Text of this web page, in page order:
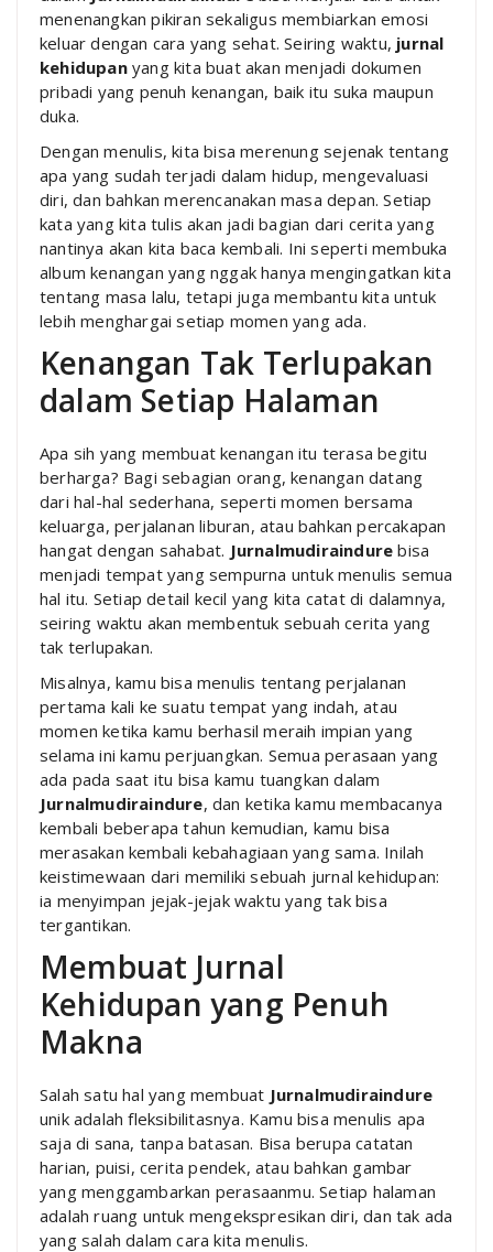
menenangkan pikiran sekaligus membiarkan emosi
keluar dengan cara yang sehat. Seiring waktu, jurnal
kehidupanyang kita buat akan menjadi dokumen
pribadi yang penuh kenangan, baik itu suka maupun
duka.
Dengan menulis, kita bisa merenung sejenak tentang
apa yang sudah terjadi dalam hidup, mengevaluasi
diri, dan bahkan merencanakan masa depan. Setiap
kata yang kita tulis akan jadi bagian dari cerita yang
nantinya akan kita baca kembali. Ini seperti membuka
album kenangan yang nggak hanya mengingatkan kita
tentang masa lalu, tetapi juga membantu kita untuk
lebih menghargai setiap momen yang ada.
Kenangan Tak Terlupakan
dalam Setiap Halaman
Apa sih yang membuat kenangan itu terasa begitu
berharga? Bagi sebagian orang, kenangan datang
dari hal-hal sederhana, seperti momen bersama
keluarga, perjalanan liburan, atau bahkan percakapan
hangat dengan sahabat. Jurnalmudiraindure bisa
menjadi tempat yang sempurna untuk menulis semua
hal itu. Setiap detail kecil yang kita catat di dalamnya,
seiring waktu akan membentuk sebuah cerita yang
tak terlupakan.
Misalnya, kamu bisa menulis tentang perjalanan
pertama kali ke suatu tempat yang indah, atau
momen ketika kamu berhasil meraih impian yang
selama ini kamu perjuangkan. Semua perasaan yang
ada pada saat itu bisa kamu tuangkan dalam
Jurnalmudiraindure, dan ketika kamu membacanya
kembali beberapa tahun kemudian, kamu bisa
merasakan kembali kebahagiaan yang sama. Inilah
keistimewaan dari memiliki sebuah jurnal kehidupan:
ia menyimpan jejak-jejak waktu yang tak bisa
tergantikan.
Membuat Jurnal
Kehidupan yang Penuh
Makna
Salah satu hal yang membuat Jurnalmudiraindure
unik adalah fleksibilitasnya. Kamu bisa menulis apa
saja di sana, tanpa batasan. Bisa berupa catatan
harian, puisi, cerita pendek, atau bahkan gambar
yang menggambarkan perasaanmu. Setiap halaman
adalah ruang untuk mengekspresikan diri, dan tak ada
yang salah dalam cara kita menulis.